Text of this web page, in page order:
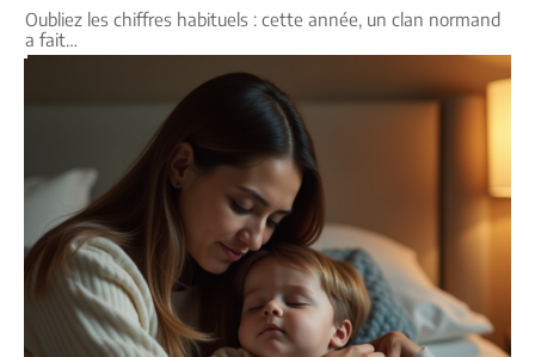
Oubliez les chiffres habituels : cette année, un clan normand
a fait…